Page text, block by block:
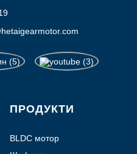
ПРОДУКТИ
BLDC мотор